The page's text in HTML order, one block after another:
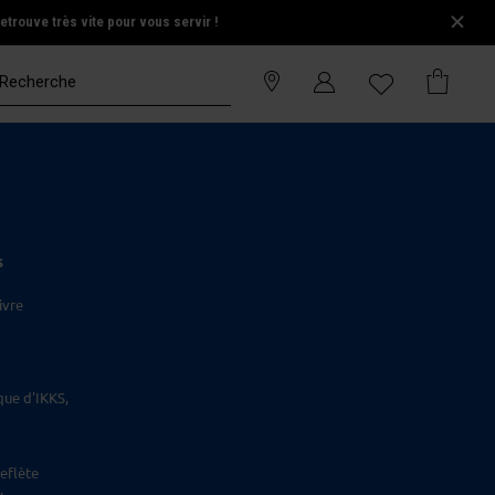
très vite pour vous servir !
d'IKKS,